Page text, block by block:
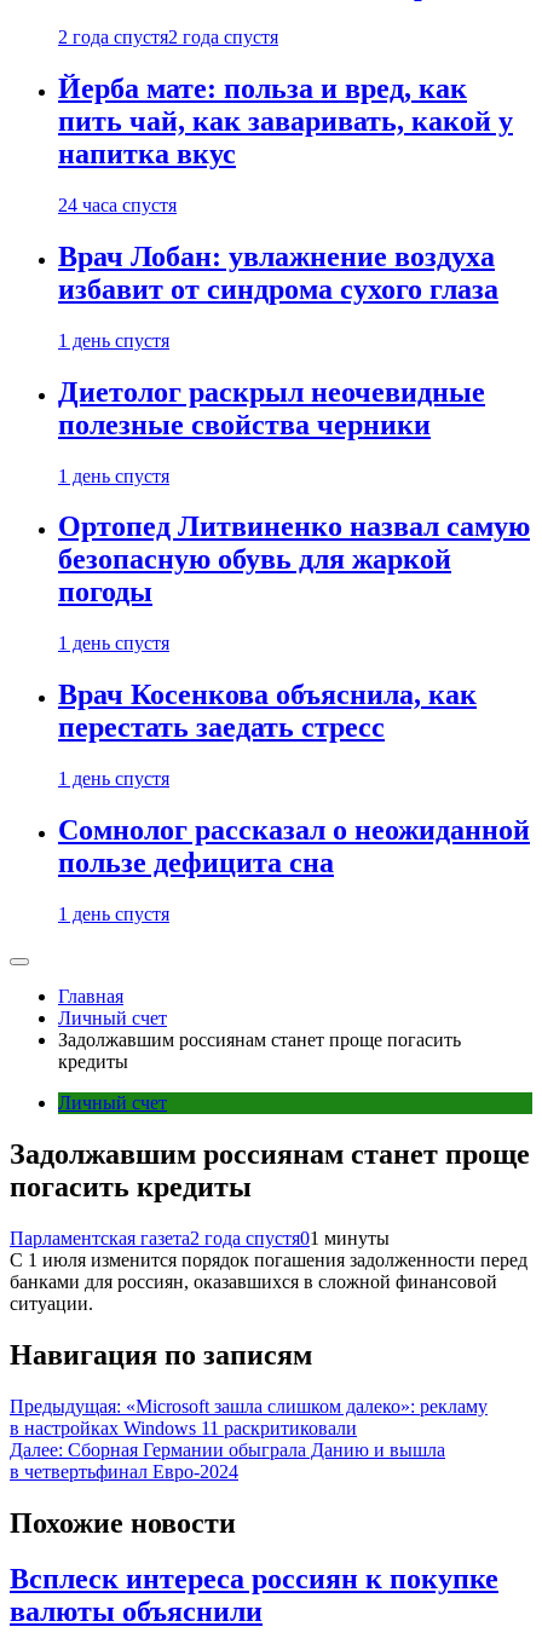
2 года спустя2 года спустя
Йерба мате: польза и вред, как
пить чай, как заваривать, какой у
напитка вкус
24 часа спустя
Врач Лобан: увлажнение воздуха
избавит от синдрома сухого глаза
1 день спустя
Диетолог раскрыл неочевидные
полезные свойства черники
1 день спустя
Ортопед Литвиненко назвал самую
безопасную обувь для жаркой
погоды
1 день спустя
Врач Косенкова объяснила, как
перестать заедать стресс
1 день спустя
Сомнолог рассказал о неожиданной
пользе дефицита сна
1 день спустя
Главная
Личный счет
Задолжавшим россиянам станет проще погасить
кредиты
Личный счет
Задолжавшим россиянам станет проще
погасить кредиты
Парламентская газета2 года спустя01 минуты
С 1 июля изменится порядок погашения задолженности перед
банками для россиян, оказавшихся в сложной финансовой
ситуации.
Навигация по записям
Предыдущая: «Microsoft зашла слишком далеко»: рекламу
в настройках Windows 11 раскритиковали
Далее: Сборная Германии обыграла Данию и вышла
в четвертьфинал Евро-2024
Похожие новости
Всплеск интереса россиян к покупке
валюты объяснили